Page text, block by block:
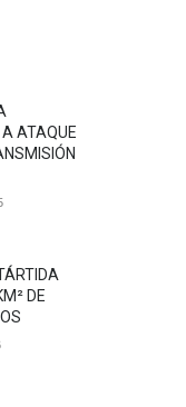
ATAQUE
DE